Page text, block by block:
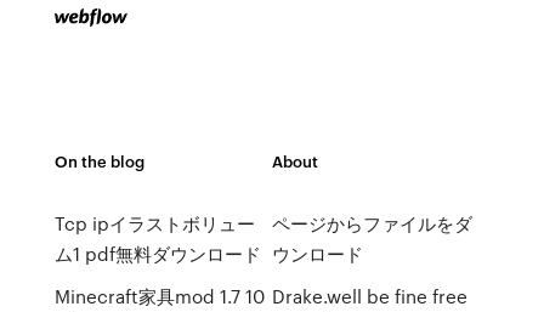
On the blog
Tcp ipイラストボリュー
ム1 pdf無料ダウンロード
Minecraft家具mod 1.7 10
About
ページからファイルをダ
ウンロード
Drake.well be fine free